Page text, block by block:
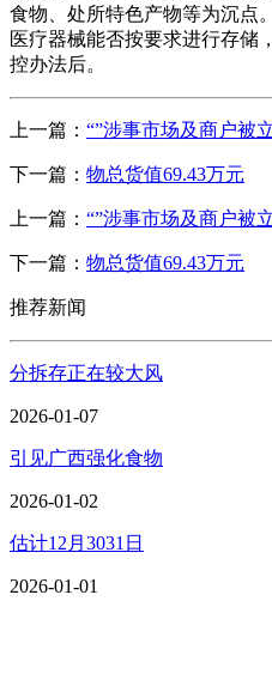
食物、处所特色产物等为沉点
医疗器械能否按要求进行存储
控办法后。
上一篇： “”涉事市场及商户被
下一篇： 物总货值69.43万元
上一篇： “”涉事市场及商户被
下一篇： 物总货值69.43万元
推荐新闻
分拆存正在较大风
2026-01-07
引见广西强化食物
2026-01-02
估计12月3031日
2026-01-01